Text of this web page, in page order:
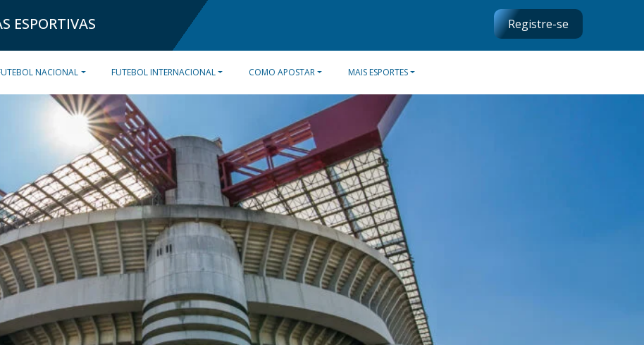
ESPORTIVAS Registre-se
NACIONAL FUTEBOL INTERNACIONAL COMO APOSTAR MAIS ESPORTES